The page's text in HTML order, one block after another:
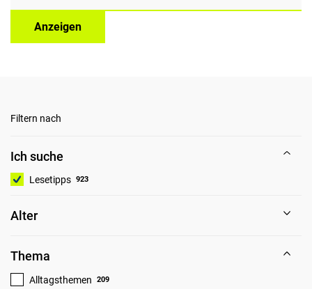
Anzeigen
Filtern nach
Ich suche
Lesetipps 923
Alter
Thema
Alltagsthemen 209